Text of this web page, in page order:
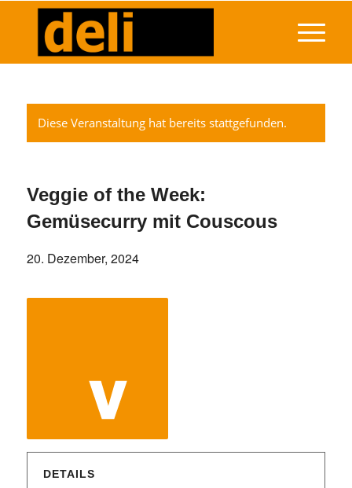
Diese Veranstaltung hat bereits stattgefunden.
Veggie of the Week:
Gemüsecurry mit Couscous
20. Dezember, 2024
DETAILS